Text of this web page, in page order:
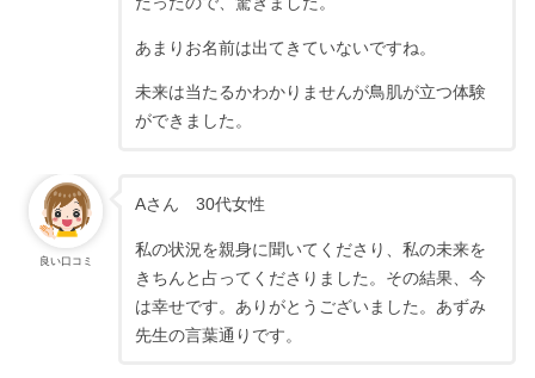
あまりお名前は出てきていないですね。
未来は当たるかわかりませんが鳥肌が立つ体験
ができました。
良い口コミ
Aさん 30代女性
私の状況を親身に聞いてくださり、私の未来を
きちんと占ってくださりました。その結果、今
は幸せです。ありがとうございました。あずみ
先生の言葉通りです。